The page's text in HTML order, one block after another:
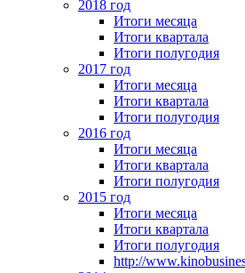
2018 год
Итоги месяца
Итоги квартала
Итоги полугодия
2017 год
Итоги месяца
Итоги квартала
Итоги полугодия
2016 год
Итоги месяца
Итоги квартала
Итоги полугодия
2015 год
Итоги месяца
Итоги квартала
Итоги полугодия
http://